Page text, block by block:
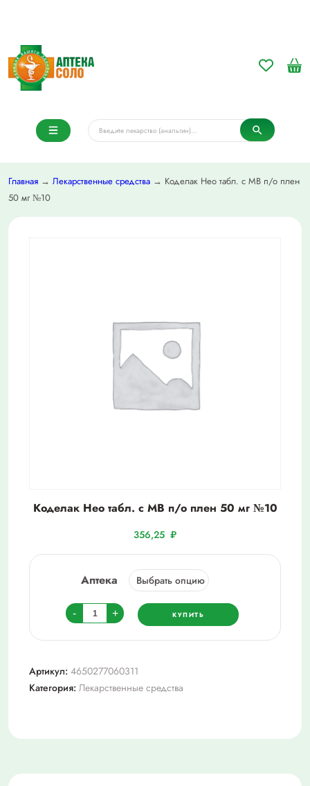
Главная → Лекарственные средства → Коделак Нео табл. с МВ п/о плен
50 мг №10
Коделак Нео табл. с МВ п/о плен 50 мг №10
356,25 ₽
Аптека
-
Количество
товара
Коделак
табл.
с
о
50
+ КУПИТЬ
Артикул: 4650277060311
Категория: Лекарственные средства